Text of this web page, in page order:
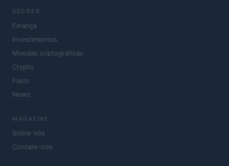
SEÇÕES
Finança
Investimentos
Moedas criptográficas
Crypto
Fisco
News
MAGAZINE
Sobre nós
Contate-nos